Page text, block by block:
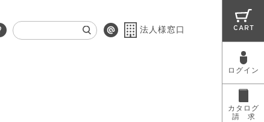
法人様窓口 CART
ログイン
カタログ
請 求